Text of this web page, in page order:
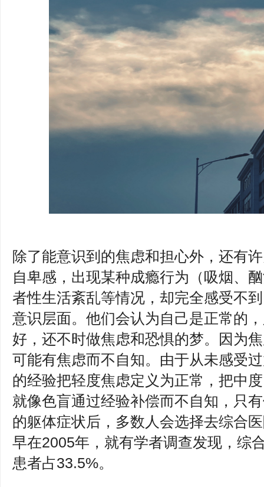
除了能意识到的焦虑和担心外，还有
自卑感，出现某种成瘾行为（吸烟、
者性生活紊乱等情况，却完全感受不
意识层面。他们会认为自己是正常的
好，还不时做焦虑和恐惧的梦。因为
可能有焦虑而不自知。由于从未感受
的经验把轻度焦虑定义为正常，把中
就像色盲通过经验补偿而不自知，只
的躯体症状后，多数人会选择去综合
早在2005年，就有学者调查发现，综
患者占33.5%。